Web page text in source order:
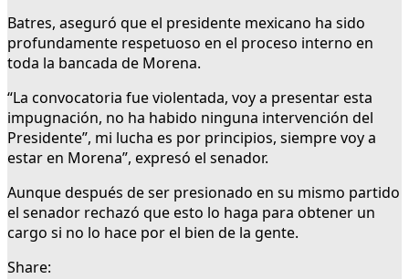
Batres, aseguró que el presidente mexicano ha sido
profundamente respetuoso en el proceso interno en
toda la bancada de Morena.
“La convocatoria fue violentada, voy a presentar esta
impugnación, no ha habido ninguna intervención del
Presidente”, mi lucha es por principios, siempre voy a
estar en Morena”, expresó el senador.
Aunque después de ser presionado en su mismo partido
el senador rechazó que esto lo haga para obtener un
cargo si no lo hace por el bien de la gente.
Share: